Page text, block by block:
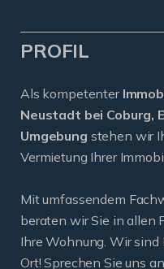
PROFIL
Als kompetenter
Neustadt bei Coburg,
Umgebung stehen wir
Vermietung Ihrer
Mit umfassendem
beraten wir Sie in allen
Ihre Wohnung. Wir
Ort! Sprechen Sie uns